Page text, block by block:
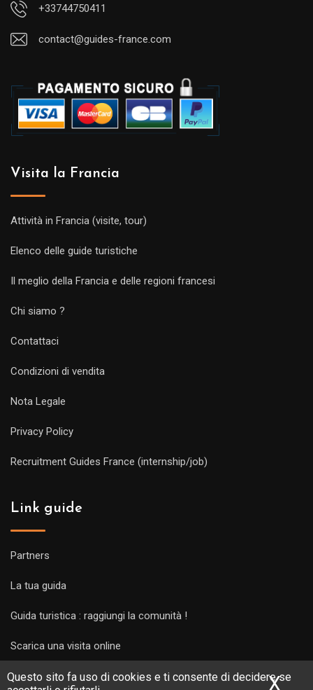
Questo sito fa uso di cookies e ti consente di decidere se
X
+33744750411
contact@guides-france.com
Visita la Francia
Attività in Francia (visite, tour)
Elenco delle guide turistiche
Il meglio della Francia e delle regioni francesi
Chi siamo ?
Contattaci
Condizioni di vendita
Nota Legale
Privacy Policy
Recruitment Guides France (internship/job)
Link guide
Partners
La tua guida
Guida turistica : raggiungi la comunità !
Scarica una visita online